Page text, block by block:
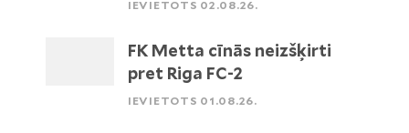
IEVIETOTS 02.08.26.
FK Metta cīnās neizšķirti
pret Riga FC-2
IEVIETOTS 01.08.26.